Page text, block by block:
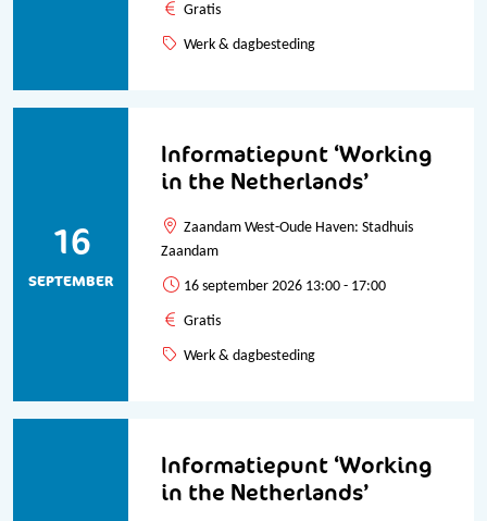
Gratis
Werk & dagbesteding
Informatiepunt ‘Working
in the Netherlands’
16
SEPTEMBER
Zaandam West-Oude Haven: Stadhuis
Zaandam
16 september 2026 13:00 - 17:00
Gratis
Werk & dagbesteding
Informatiepunt ‘Working
in the Netherlands’